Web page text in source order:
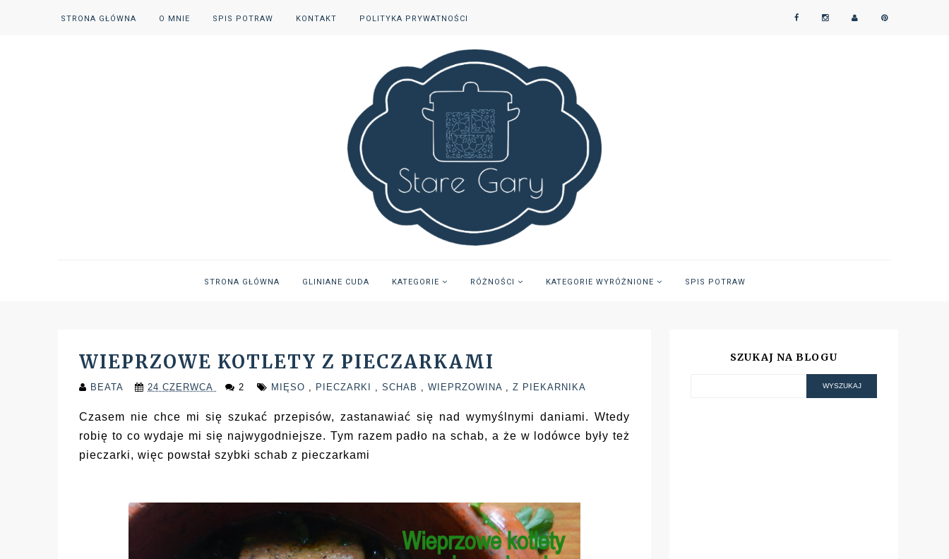
STRONA GŁÓWNA O MNIE SPIS POTRAW KONTAKT POLITYKA PRYWATNOŚCI
STRONA GŁÓWNA GLINIANE CUDA KATEGORIE RÓŻNOŚCI KATEGORIE WYRÓŻNIONE SPIS POTRAW
WIEPRZOWE KOTLETY Z PIECZARKAMI
BEATA 24 CZERWCA 2 MIĘSO PIECZARKI SCHAB WIEPRZOWINA Z PIEKARNIKA
Czasem nie chce mi się szukać przepisów, zastanawiać się nad wymyślnymi daniami. Wtedy
robię to co wydaje mi się najwygodniejsze. Tym razem padło na schab, a że w lodówce były też
pieczarki, więc powstał szybki schab z pieczarkami
SZUKAJ NA BLOGU